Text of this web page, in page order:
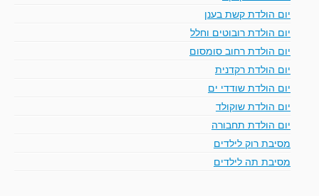
יום הולדת קשת בענן
יום הולדת רובוטים וחלל
יום הולדת רחוב סומסום
יום הולדת רקדנית
יום הולדת שודדי ים
יום הולדת שוקולד
יום הולדת תחבורה
מסיבת רוק לילדים
מסיבת תה לילדים